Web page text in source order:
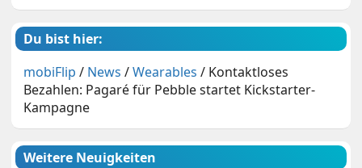
Du bist hier:
mobiFlip / News /Wearables / Kontaktloses
Bezahlen: Pagaré für Pebble startet Kickstarter-
Kampagne
Weitere Neuigkeiten